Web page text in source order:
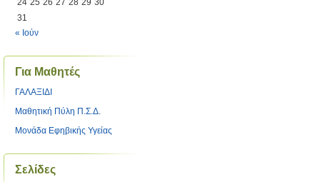
24 25 26 27 28 29 30
31
« Ιούν
Για Μαθητές
ΓΑΛΑΞΙΔΙ
Μαθητική Πύλη Π.Σ.Δ.
Μονάδα Εφηβικής Υγείας
Σελίδες